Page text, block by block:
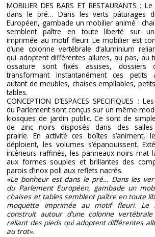
MOBILIER DES BARS ET RESTAURANTS :
dans le pré… Dans les verts pâturages
Européen, gambade un mobilier animé :
semblent paître en toute liberté sur
imprimée au motif fleuri. Le mobilier est
d’une colonne vertébrale d’aluminium
qui adoptent différentes allures, au pas, au
ossature sont fixés assises, dossiers
transformant instantanément ces petits
autant de meubles, chaises empilables,
tables.
CONCEPTION D’ESPACES SPECIFIQUES :
du Parlement sont conçus sur un même
kiosques de jardin public. Ce sont de
de zinc noirs disposés dans des
prairie. En activité ces boîtes s’animent,
déploient, les volumes s’épanouissent.
intérieurs raffinés, les panneaux noirs mat
aux formes souples et brillantes des
parois d’inox poli aux reflets nacrés.
«Le bonheur est dans le pré… Dans les
du Parlement Européen, gambade un
chaises et tables semblent paître en toute
moquette imprimée au motif fleuri. Le
construit autour d’une colonne vertébrale
reliant des pieds qui adoptent différentes
au trot».